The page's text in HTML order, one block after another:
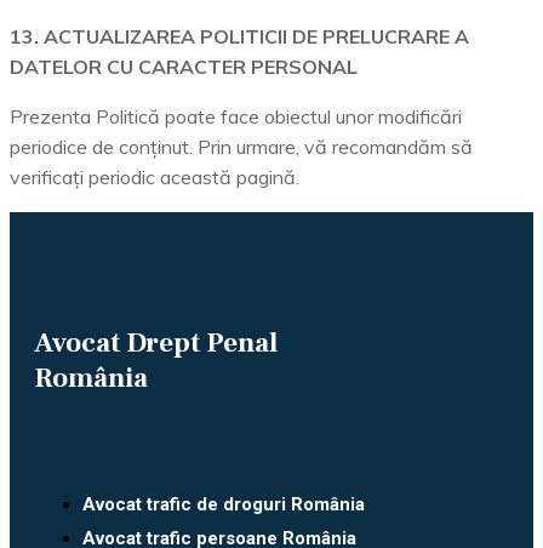
13. ACTUALIZAREA POLITICII DE PRELUCRARE A
DATELOR CU CARACTER PERSONAL
Prezenta Politică poate face obiectul unor modificări
periodice de conținut. Prin urmare, vă recomandăm să
verificați periodic această pagină.
Avocat Drept Penal
România
Avocat trafic de droguri România
Avocat trafic persoane România